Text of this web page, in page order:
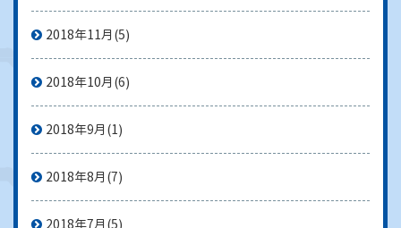
2018年11月 (5)
2018年10月 (6)
2018年9月 (1)
2018年8月 (7)
2018年7月 (5)